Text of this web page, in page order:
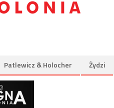
Patlewicz & Holocher Żydzi